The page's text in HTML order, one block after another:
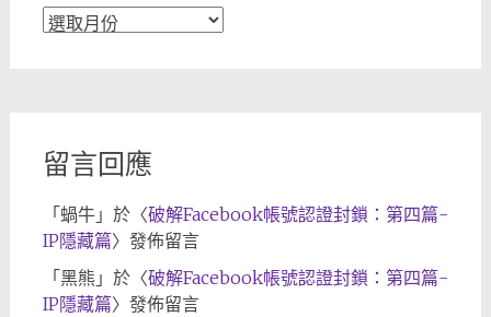
文
留言回應
「蝸牛」於〈破解Facebook帳號認證封鎖：第四篇-
IP隱藏篇〉發佈留言
「黑熊 」於〈破解Facebook帳號認證封鎖：第四篇-
IP隱藏篇〉發佈留言